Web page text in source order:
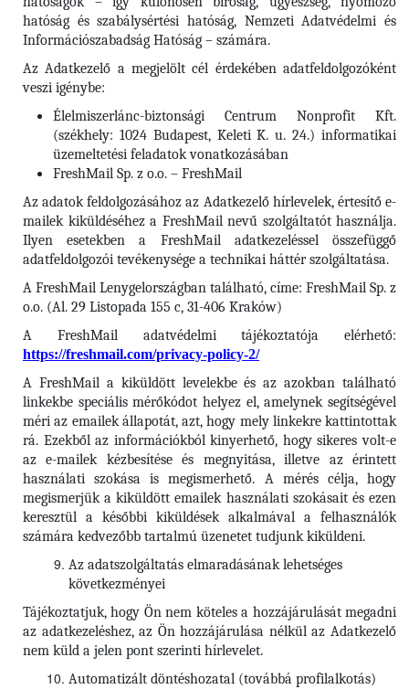
hatóság és szabálysértési hatóság, Nemzeti Adatvédelmi és
Információszabadság Hatóság – számára.
Az Adatkezelő a megjelölt cél érdekében adatfeldolgozóként
veszi igénybe:
Élelmiszerlánc-biztonsági Centrum Nonprofit Kft.
(székhely: 1024 Budapest, Keleti K. u. 24.) informatikai
üzemeltetési feladatok vonatkozásában
FreshMail Sp. z o.o. – FreshMail
Az adatok feldolgozásához az Adatkezelő hírlevelek, értesítő e-
mailek kiküldéséhez a FreshMail nevű szolgáltatót használja.
Ilyen esetekben a FreshMail adatkezeléssel összefüggő
adatfeldolgozói tevékenysége a technikai háttér szolgáltatása.
A FreshMail Lenygelországban található, címe: FreshMail Sp. z
o.o. (Al. 29 Listopada 155 c, 31-406 Kraków)
A FreshMail adatvédelmi tájékoztatója elérhető:
https://freshmail.com/privacy-policy-2/
A FreshMail a kiküldött levelekbe és az azokban található
linkekbe speciális mérőkódot helyez el, amelynek segítségével
méri az emailek állapotát, azt, hogy mely linkekre kattintottak
rá. Ezekből az információkból kinyerhető, hogy sikeres volt-e
az e-mailek kézbesítése és megnyitása, illetve az érintett
használati szokása is megismerhető. A mérés célja, hogy
megismerjük a kiküldött emailek használati szokásait és ezen
keresztül a későbbi kiküldések alkalmával a felhasználók
számára kedvezőbb tartalmú üzenetet tudjunk kiküldeni.
Az adatszolgáltatás elmaradásának lehetséges
következményei
Tájékoztatjuk, hogy Ön nem köteles a hozzájárulását megadni
az adatkezeléshez, az Ön hozzájárulása nélkül az Adatkezelő
nem küld a jelen pont szerinti hírlevelet.
Automatizált döntéshozatal (továbbá profilalkotás)